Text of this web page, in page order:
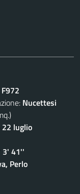
F972
Nucettesi
luglio
3' 41''
Perlo